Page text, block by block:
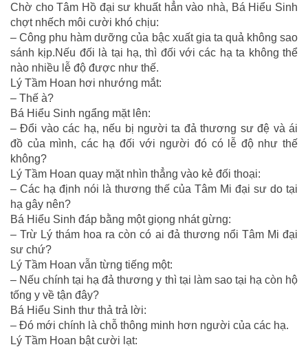
Chờ cho Tâm Hồ đại sư khuất hẳn vào nhà, Bá Hiểu Sinh
chợt nhếch môi cười khó chịu:
– Công phu hàm dưỡng của bậc xuất gia ta quả không sao
sánh kịp.Nếu đối là tại hạ, thì đối với các hạ ta không thể
nào nhiều lễ độ được như thế.
Lý Tầm Hoan hơi nhướng mắt:
– Thế à?
Bá Hiểu Sinh ngẩng mặt lên:
– Đổi vào các hạ, nếu bị người ta đả thương sư đệ và ái
đồ của mình, các hạ đối với người đó có lễ độ như thế
không?
Lý Tầm Hoan quay mặt nhìn thẳng vào kẻ đối thoại:
– Các hạ định nói là thương thế của Tâm Mi đại sư do tại
hạ gây nên?
Bá Hiểu Sinh đáp bằng một giọng nhát gừng:
– Trừ Lý thám hoa ra còn có ai đả thương nổi Tâm Mi đại
sư chứ?
Lý Tầm Hoan vẫn từng tiếng một:
– Nếu chính tại hạ đả thương y thì tại làm sao tại hạ còn hộ
tống y về tận đây?
Bá Hiểu Sinh thư thả trả lời:
– Đó mới chính là chỗ thông minh hơn người của các hạ.
Lý Tầm Hoan bật cười lạt: